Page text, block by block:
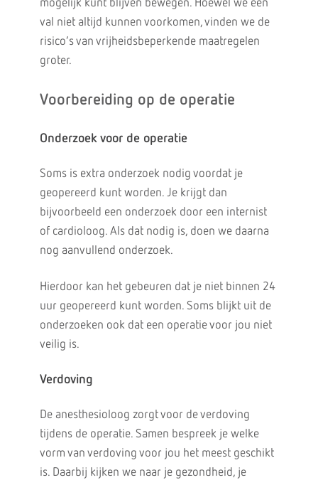
mogelijk kunt blijven bewegen. Hoewel we een
val niet altijd kunnen voorkomen, vinden we de
risico’s van vrijheidsbeperkende maatregelen
groter.
Voorbereiding op de operatie
Onderzoek voor de operatie
Soms is extra onderzoek nodig voordat je
geopereerd kunt worden. Je krijgt dan
bijvoorbeeld een onderzoek door een internist
of cardioloog. Als dat nodig is, doen we daarna
nog aanvullend onderzoek.
Hierdoor kan het gebeuren dat je niet binnen 24
uur geopereerd kunt worden. Soms blijkt uit de
onderzoeken ook dat een operatie voor jou niet
veilig is.
Verdoving
De anesthesioloog zorgt voor de verdoving
tijdens de operatie. Samen bespreek je welke
vorm van verdoving voor jou het meest geschikt
is. Daarbij kijken we naar je gezondheid, je